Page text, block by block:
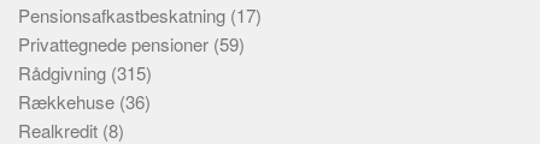
Pensionsafkastbeskatning (17)
Privattegnede pensioner (59)
Rådgivning (315)
Rækkehuse (36)
Realkredit (8)